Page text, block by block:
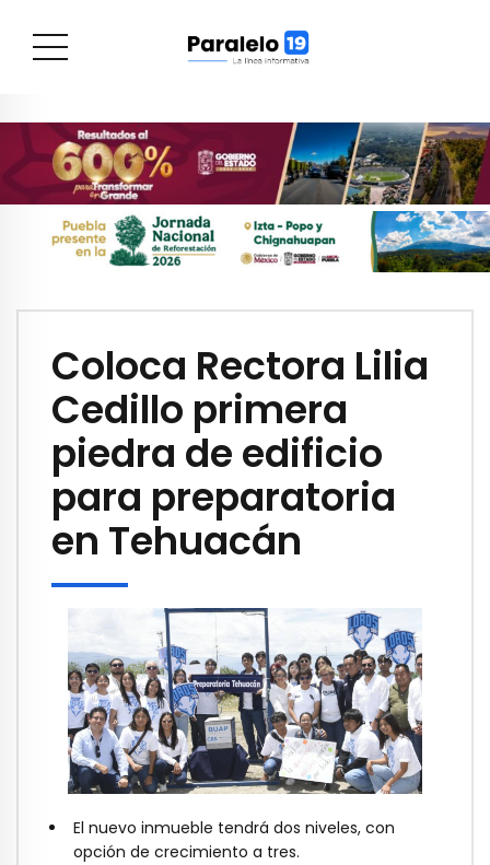
Coloca Rectora Lilia
Cedillo primera
piedra de edificio
para preparatoria
en Tehuacán
El nuevo inmueble tendrá dos niveles, con
opción de crecimiento a tres.